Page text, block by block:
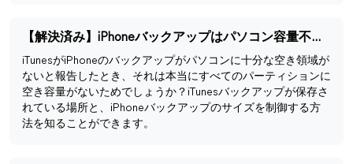
【解決済み】iPhoneバックアップはパソコン容量不足でできない
iTunesがiPhoneのバックアップがパソコンに十分な空き領域が
ないと報告したとき、それは本当にすべてのパーティションに
空き容量がないためでしょうか？iTunesバックアップが保存さ
れている場所と、iPhoneバックアップのサイズを制御する方
法を知ることができます。